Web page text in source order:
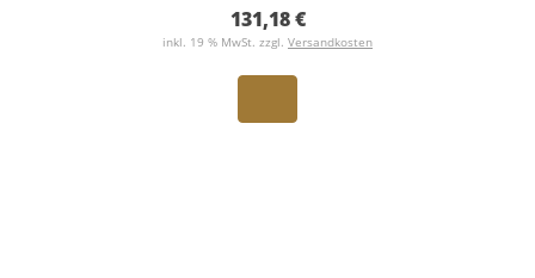
131,18 €
inkl. 19 % MwSt. zzgl. Versandkosten